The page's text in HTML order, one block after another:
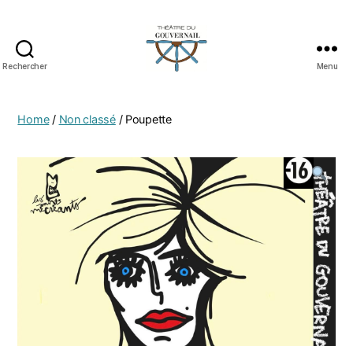
Rechercher Menu
Home/ Non classé/ Poupette